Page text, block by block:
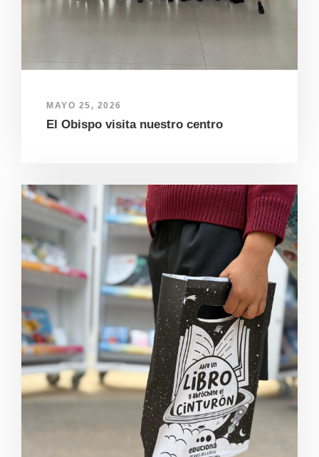
MAYO 25, 2026
El Obispo visita nuestro centro